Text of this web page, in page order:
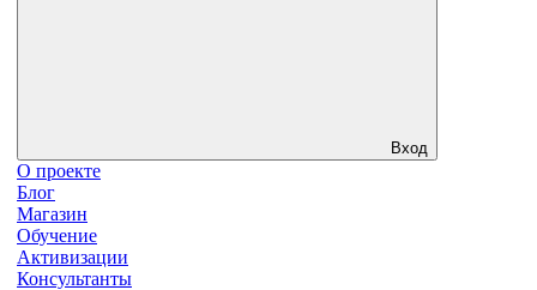
Вход
О проекте
Блог
Магазин
Обучение
Активизации
Консультанты